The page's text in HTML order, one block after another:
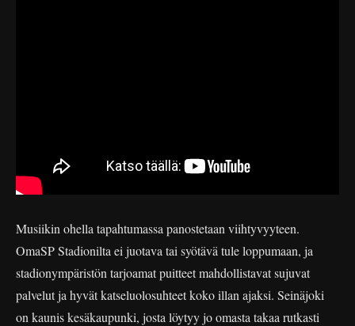
Musiikin ohella tapahtumassa panostetaan viihtyvyyteen.
OmaSP Stadionilta ei juotava tai syötävä tule loppumaan, ja
stadionympäristön tarjoamat puitteet mahdollistavat sujuvat
palvelut ja hyvät katseluolosuhteet koko illan ajaksi. Seinäjoki
on kaunis kesäkaupunki, josta löytyy jo omasta takaa rutkasti